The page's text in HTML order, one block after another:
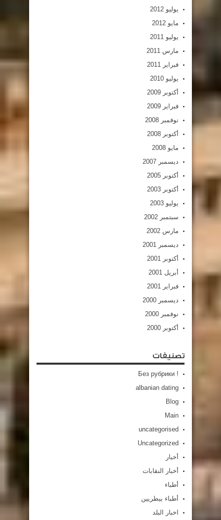
يوليو 2012
مايو 2012
يوليو 2011
مارس 2011
فبراير 2011
يوليو 2010
أكتوبر 2009
فبراير 2009
نوفمبر 2008
أكتوبر 2008
مايو 2008
ديسمبر 2007
أكتوبر 2005
أكتوبر 2003
يوليو 2003
سبتمبر 2002
مارس 2002
ديسمبر 2001
أكتوبر 2001
أبريل 2001
فبراير 2001
ديسمبر 2000
نوفمبر 2000
أكتوبر 2000
تصنيفات
! Без рубрики
albanian dating
Blog
Main
uncategorised
Uncategorized
أخبار
أخبار النقابات
أطباء
أطباء بيطريين
اخبار البلد